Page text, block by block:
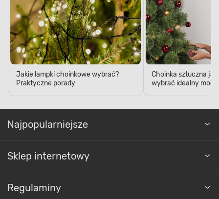
Jakie lampki choinkowe wybrać?
Praktyczne porady
Choinka sztuczna
wybrać idealny
Najpopularniejsze
Sklep internetowy
Regulaminy